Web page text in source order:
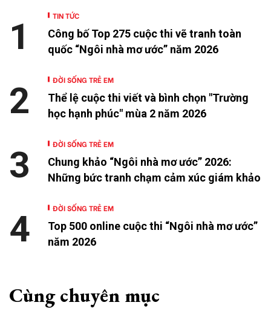
TIN TỨC
Công bố Top 275 cuộc thi vẽ tranh toàn
quốc “Ngôi nhà mơ ước” năm 2026
1
ĐỜI SỐNG TRẺ EM
Thể lệ cuộc thi viết và bình chọn "Trường
học hạnh phúc" mùa 2 năm 2026
2
ĐỜI SỐNG TRẺ EM
Chung khảo “Ngôi nhà mơ ước” 2026:
Những bức tranh chạm cảm xúc giám khảo
3
ĐỜI SỐNG TRẺ EM
Top 500 online cuộc thi “Ngôi nhà mơ ước”
năm 2026
4
Cùng chuyên mục